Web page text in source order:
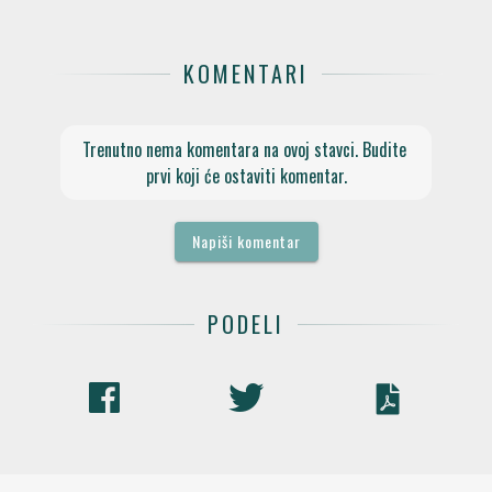
KOMENTARI
Trenutno nema komentara na ovoj stavci. Budite
prvi koji će ostaviti komentar.
Napiši komentar
PODELI